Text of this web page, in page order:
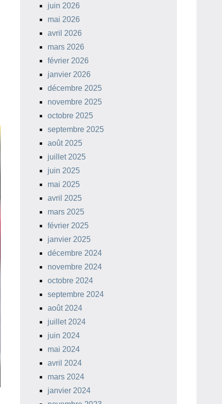
juin 2026
mai 2026
avril 2026
mars 2026
février 2026
janvier 2026
décembre 2025
novembre 2025
octobre 2025
septembre 2025
août 2025
juillet 2025
juin 2025
mai 2025
avril 2025
mars 2025
février 2025
janvier 2025
décembre 2024
novembre 2024
octobre 2024
septembre 2024
août 2024
juillet 2024
juin 2024
mai 2024
avril 2024
mars 2024
janvier 2024